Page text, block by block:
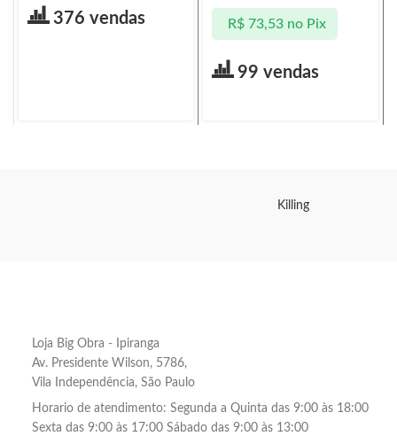
376 vendas R$73,53 no Pix
99 vendas
Killing
Loja Big Obra - Ipiranga
Av. Presidente Wilson, 5786,
Vila Independência, São Paulo
Horario de atendimento: Segunda a Quinta das 9:00 às 18:00
Sexta das 9:00 às 17:00 Sábado das 9:00 às 13:00